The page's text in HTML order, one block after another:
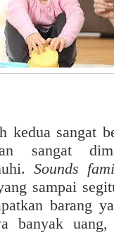
kedua sangat
sangat
Sounds
sampai
barang
banyak